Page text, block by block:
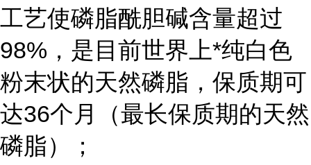
工艺使磷脂酰胆碱含量超过
98%，是目前世界上*纯白色
粉末状的天然磷脂，保质期可
达36个月（最长保质期的天然
磷脂）；